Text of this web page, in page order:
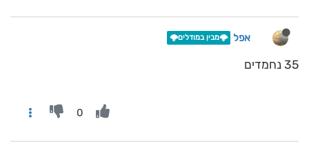
אפל 🌩️מבין במודלים🌩️
35 נחמדים
0